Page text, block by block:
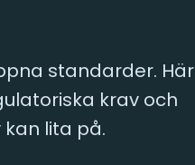
standarder. Här
krav och
lita på.